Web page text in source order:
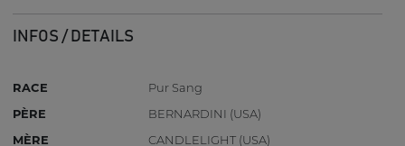
INFOS / DETAILS
RACE
Pur Sang
PÈRE
BERNARDINI (USA)
MÈRE
CANDLELIGHT (USA)